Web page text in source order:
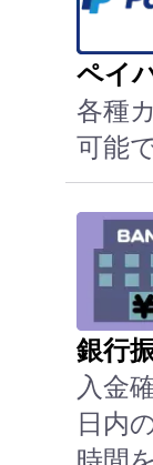
ペイ
各種
可能
銀行
入金
日内